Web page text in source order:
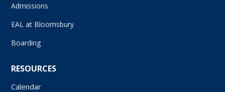
Admissions
EAL at Bloomsbury
Boarding
RESOURCES
Calendar